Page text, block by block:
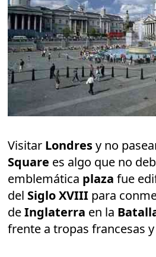
Visitar Londresy no
Square es algo que no
emblemática plaza fue
del Siglo XVIII para
deInglaterra en la
frente a tropas francesas